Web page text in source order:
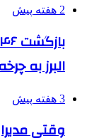
2 هفته پیش
البرز به
3 هفته پیش
وقتی